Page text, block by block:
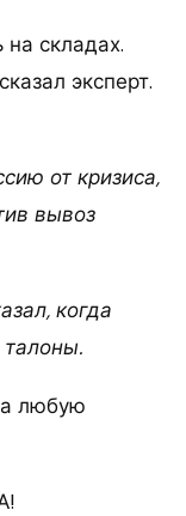
складах.
эксперт.
от кризиса,
вывоз
когда
любую